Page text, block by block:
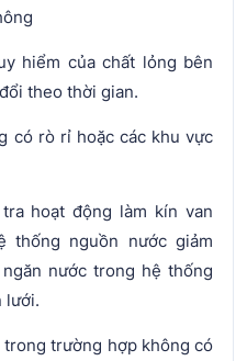
hiểm của chất lỏng bên
theo thời gian.
có rò rỉ hoặc các khu vực
hoạt động làm kín van
thống nguồn nước giảm
nước trong hệ thống
lưới.
trường hợp không có